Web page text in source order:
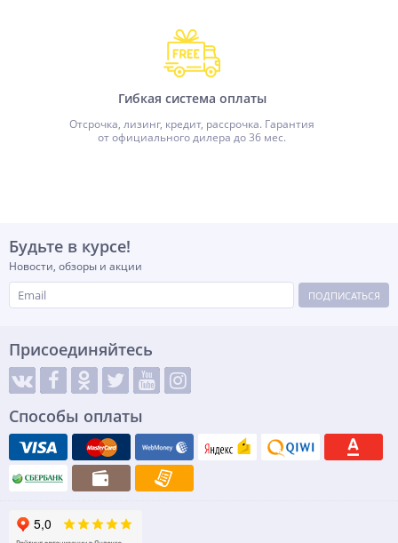
Гибкая система оплаты
Отсрочка, лизинг, кредит, рассрочка. Гарантия
от официального дилера до 36 мес.
Будьте в курсе!
Новости, обзоры и акции
ПОДПИСАТЬСЯ
Присоединяйтесь
Способы оплаты